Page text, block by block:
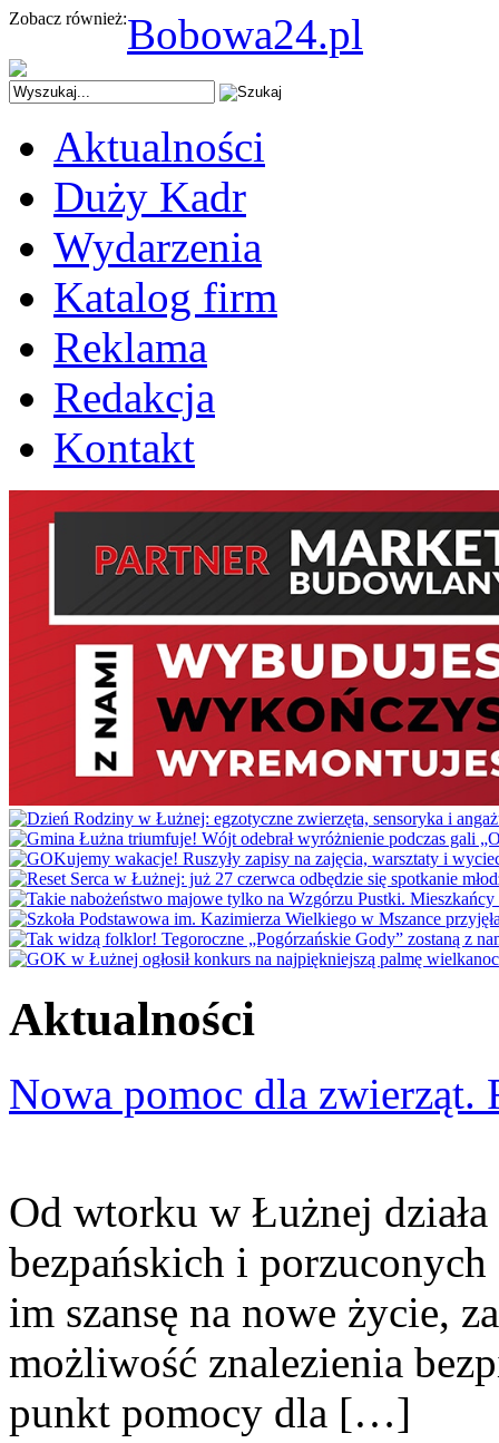
Zobacz również:Bobowa24.pl
Aktualności
Duży Kadr
Wydarzenia
Katalog firm
Reklama
Redakcja
Kontakt
Aktualności
Nowa pomoc dla zwierząt.
Od wtorku w Łużnej
bezpańskich i
im szansę na nowe życie,
możliwość znalezienia
punkt pomocy dla […]